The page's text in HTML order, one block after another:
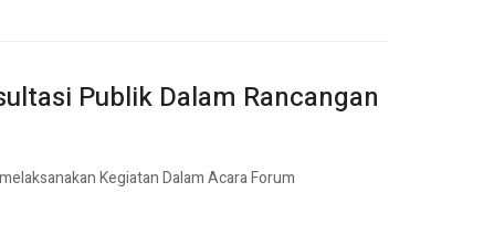
Publik Dalam Rancangan
Kegiatan Dalam Acara Forum